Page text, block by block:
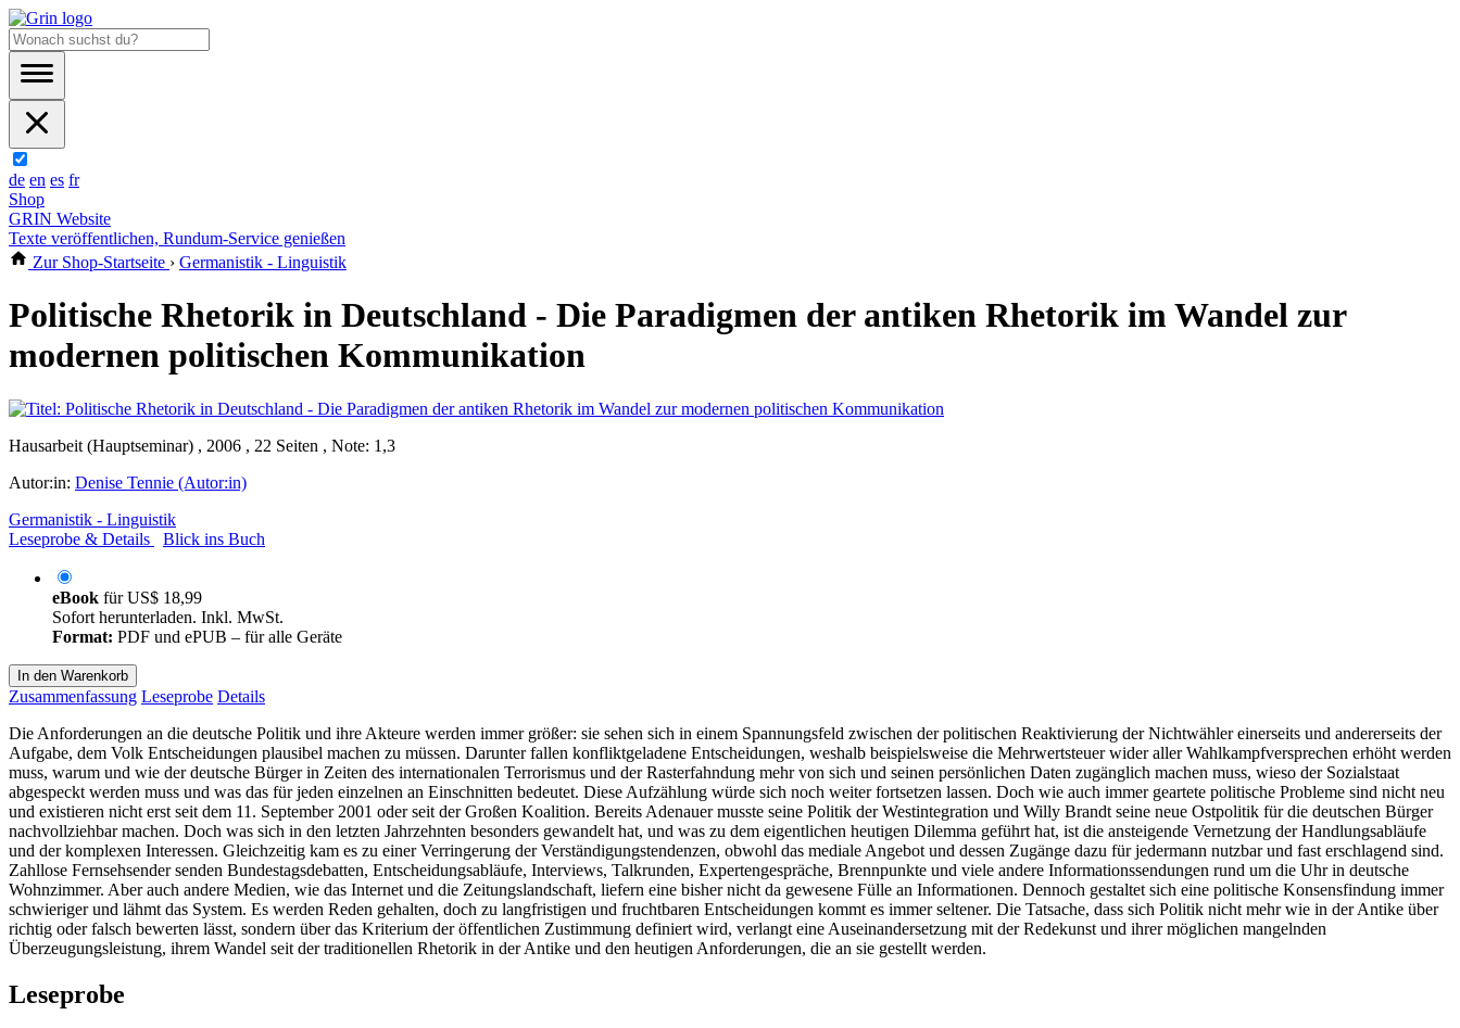
de en es fr
Shop
GRIN Website
Texte veröffentlichen, Rundum-Service genießen
Zur Shop-Startseite › Germanistik - Linguistik
Politische Rhetorik in Deutschland - Die Paradigmen der antiken Rhetorik im Wandel zur
modernen politischen Kommunikation
Hausarbeit (Hauptseminar) , 2006 , 22 Seiten , Note: 1,3
Autor:in: Denise Tennie (Autor:in)
Germanistik - Linguistik
Leseprobe & Details
Blick ins Buch
eBook fürUS$ 18,99
Sofort herunterladen. Inkl. MwSt.
Format: PDF und ePUB – für alle Geräte
In den Warenkorb
Zusammenfassung Leseprobe Details
Die Anforderungen an die deutsche Politik und ihre Akteure werden immer größer: sie sehen sich in einem Spannungsfeld zwischen der politischen Reaktivierung der Nichtwähler einerseits und andererseits der
Aufgabe, dem Volk Entscheidungen plausibel machen zu müssen. Darunter fallen konfliktgeladene Entscheidungen, weshalb beispielsweise die Mehrwertsteuer wider aller Wahlkampfversprechen erhöht werden
muss, warum und wie der deutsche Bürger in Zeiten des internationalen Terrorismus und der Rasterfahndung mehr von sich und seinen persönlichen Daten zugänglich machen muss, wieso der Sozialstaat
abgespeckt werden muss und was das für jeden einzelnen an Einschnitten bedeutet. Diese Aufzählung würde sich noch weiter fortsetzen lassen. Doch wie auch immer geartete politische Probleme sind nicht neu
und existieren nicht erst seit dem 11. September 2001 oder seit der Großen Koalition. Bereits Adenauer musste seine Politik der Westintegration und Willy Brandt seine neue Ostpolitik für die deutschen Bürger
nachvollziehbar machen. Doch was sich in den letzten Jahrzehnten besonders gewandelt hat, und was zu dem eigentlichen heutigen Dilemma geführt hat, ist die ansteigende Vernetzung der Handlungsabläufe
und der komplexen Interessen. Gleichzeitig kam es zu einer Verringerung der Verständigungstendenzen, obwohl das mediale Angebot und dessen Zugänge dazu für jedermann nutzbar und fast erschlagend sind.
Zahllose Fernsehsender senden Bundestagsdebatten, Entscheidungsabläufe, Interviews, Talkrunden, Expertengespräche, Brennpunkte und viele andere Informationssendungen rund um die Uhr in deutsche
Wohnzimmer. Aber auch andere Medien, wie das Internet und die Zeitungslandschaft, liefern eine bisher nicht da gewesene Fülle an Informationen. Dennoch gestaltet sich eine politische Konsensfindung immer
schwieriger und lähmt das System. Es werden Reden gehalten, doch zu langfristigen und fruchtbaren Entscheidungen kommt es immer seltener. Die Tatsache, dass sich Politik nicht mehr wie in der Antike über
richtig oder falsch bewerten lässt, sondern über das Kriterium der öffentlichen Zustimmung definiert wird, verlangt eine Auseinandersetzung mit der Redekunst und ihrer möglichen mangelnden
Überzeugungsleistung, ihrem Wandel seit der traditionellen Rhetorik in der Antike und den heutigen Anforderungen, die an sie gestellt werden.
Leseprobe